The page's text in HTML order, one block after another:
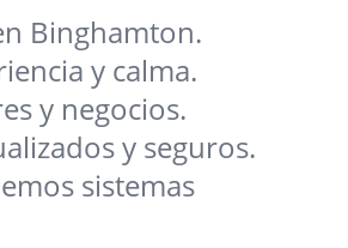
Binghamton.
y calma.
y negocios.
y seguros.
sistemas